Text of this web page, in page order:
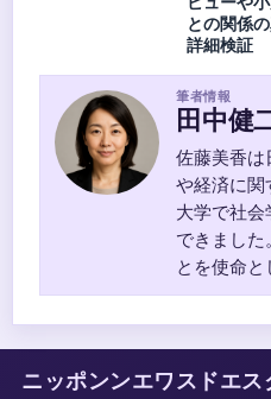
との関係
詳細検証
筆者情報
田中健
佐藤美香は
や経済に関
大学で社
できまし
とを使命と
ニッポンンエワスドエス